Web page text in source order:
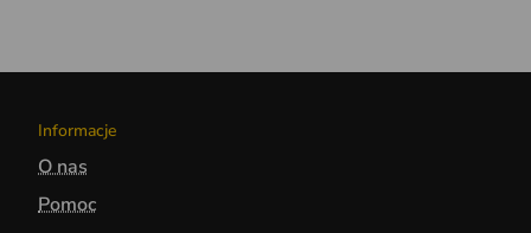
Informacje
O nas
Pomoc